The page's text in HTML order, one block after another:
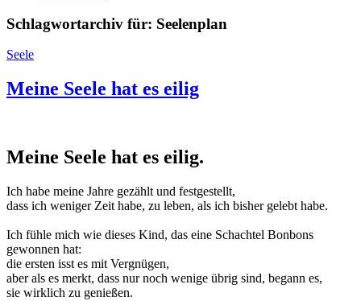
Schlagwortarchiv für: Seelenplan
Seele
Meine Seele hat es eilig
Meine Seele hat es eilig.
Ich habe meine Jahre gezählt und festgestellt,
dass ich weniger Zeit habe, zu leben, als ich bisher gelebt habe.
Ich fühle mich wie dieses Kind, das eine Schachtel Bonbons
gewonnen hat:
die ersten isst es mit Vergnügen,
aber als es merkt, dass nur noch wenige übrig sind, begann es,
sie wirklich zu genießen.